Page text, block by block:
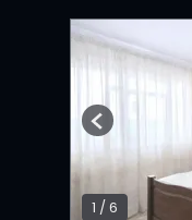
1 / 6
Previous